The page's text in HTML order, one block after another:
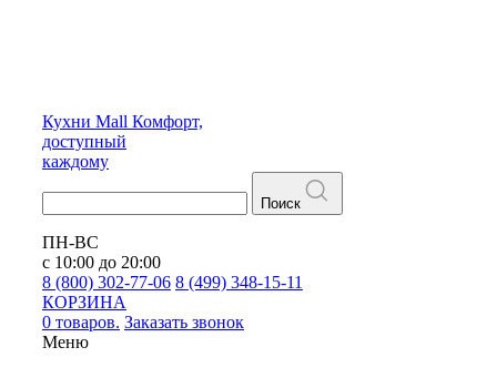
Кухни Mall Комфорт,
доступный
каждому
Поиск
ПН-ВС
с 10:00 до 20:00
8 (800) 302-77-06 8 (499) 348-15-11
КОРЗИНА
0 товаров. Заказать звонок
Меню